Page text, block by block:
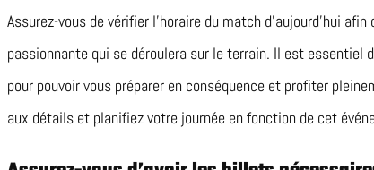
Assurez-vous de vérifier l’horaire du match d’aujourd’hui
passionnante qui se déroulera sur le terrain. Il est essentiel
pour pouvoir vous préparer en conséquence et profiter
aux détails et planifiez votre journée en fonction de cet